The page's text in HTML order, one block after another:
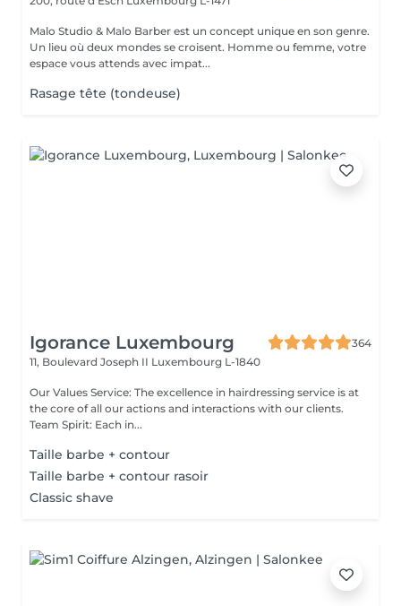
Malo Studio & Malo Barber est un concept unique en son genre.
Un lieu où deux mondes se croisent. Homme ou femme, votre
espace vous attends avec impat...
Rasage tête (tondeuse)
Igorance Luxembourg
364
11, Boulevard Joseph II Luxembourg L-1840
Our Values Service: The excellence in hairdressing service is at
the core of all our actions and interactions with our clients.
Team Spirit: Each in...
Taille barbe + contour
Taille barbe + contour rasoir
Classic shave